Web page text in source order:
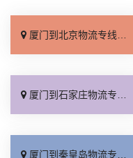
厦门到北京物流专线_上门取件「不随意加价」
厦门到石家庄物流专线_多久能到「诚信为先」
厦门到秦皇岛物流专线_高速快运「整车配货」